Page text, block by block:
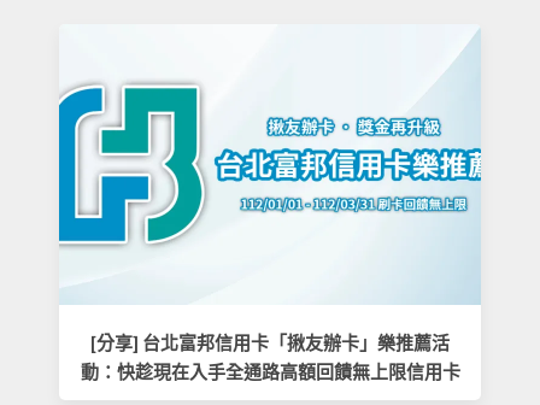
[分享] 台北富邦信用卡「揪友辦卡」樂推薦活
動：快趁現在入手全通路高額回饋無上限信用卡